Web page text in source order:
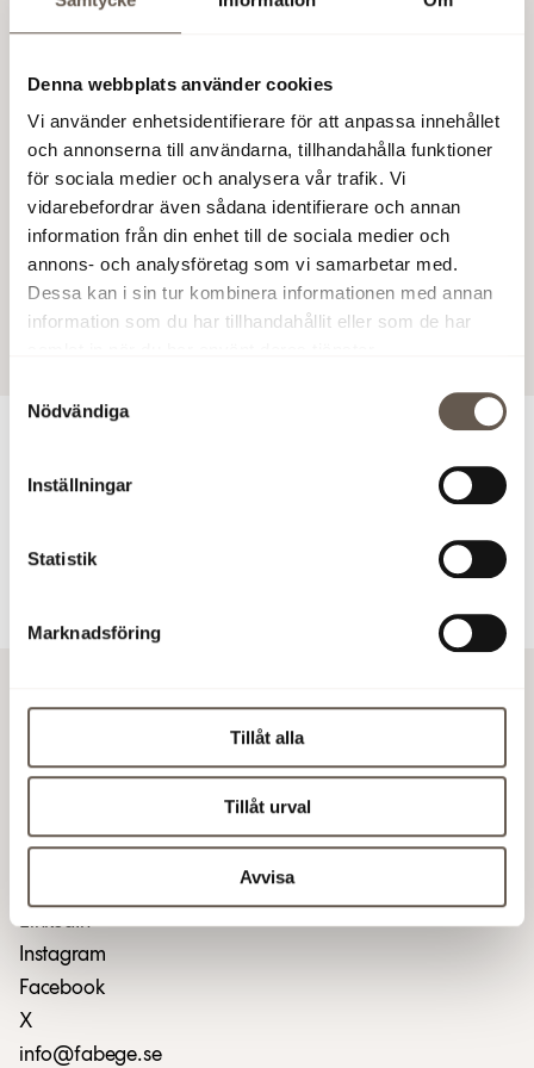
Denna webbplats använder cookies
Vi använder enhetsidentifierare för att anpassa innehållet
och annonserna till användarna, tillhandahålla funktioner
för sociala medier och analysera vår trafik. Vi
vidarebefordrar även sådana identifierare och annan
information från din enhet till de sociala medier och
annons- och analysföretag som vi samarbetar med.
Dessa kan i sin tur kombinera informationen med annan
information som du har tillhandahållit eller som de har
Nödvändiga
Inställningar
Statistik
Marknadsföring
Tillåt alla
Tillåt urval
Avvisa
fortsatta arbete. Investment AB Öresund
har utsett Andreas Hofmann som Mats
Qvibergs ersättare.
Valberedningens ordförande
Bo Forsén
Fabege AB (publ)
26 nov 2018 10:00
Kundportal login
Fakturering
LinkedIn
Instagram
Facebook
X
info@fabege.se